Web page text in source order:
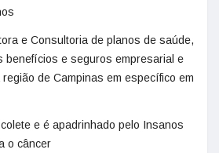
e Consultoria de planos de saúde,
benefícios e seguros empresarial e
de Campinas em específico em
e é apadrinhado pelo Insanos
o câncer